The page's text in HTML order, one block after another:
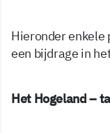
Hieronder enkele
een bijdrage in
Het Hogeland